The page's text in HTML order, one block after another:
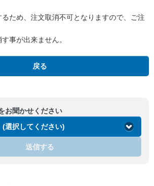
ため、注文取消不可となりますので、ご注
事が出来ません。
戻る
お聞かせください
(選択してください)
送信する